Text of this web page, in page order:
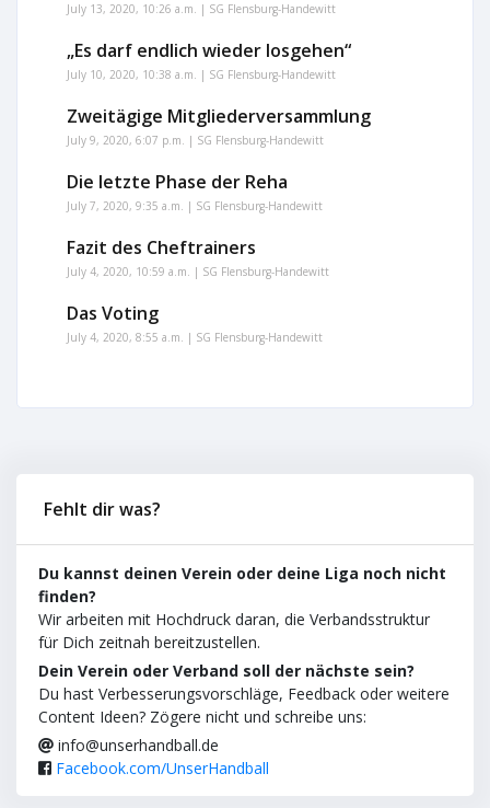
July 13, 2020, 10:26 a.m. | SG Flensburg-Handewitt
„Es darf endlich wieder losgehen“
July 10, 2020, 10:38 a.m. | SG Flensburg-Handewitt
Zweitägige Mitgliederversammlung
July 9, 2020, 6:07 p.m. | SG Flensburg-Handewitt
Die letzte Phase der Reha
July 7, 2020, 9:35 a.m. | SG Flensburg-Handewitt
Fazit des Cheftrainers
July 4, 2020, 10:59 a.m. | SG Flensburg-Handewitt
Das Voting
July 4, 2020, 8:55 a.m. | SG Flensburg-Handewitt
Fehlt dir was?
Du kannst deinen Verein oder deine Liga noch nicht
finden?
Wir arbeiten mit Hochdruck daran, die Verbandsstruktur
für Dich zeitnah bereitzustellen.
Dein Verein oder Verband soll der nächste sein?
Du hast Verbesserungsvorschläge, Feedback oder weitere
Content Ideen? Zögere nicht und schreibe uns:
info@unserhandball.de
Facebook.com/UnserHandball